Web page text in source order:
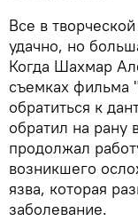
Все в
удачно, но
Когда Шахмар
съемках фильма
обратиться к
обратил на рану
продолжал
возникшего
язва, которая
заболевание.